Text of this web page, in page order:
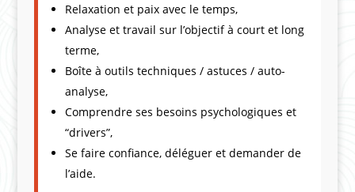
Relaxation et paix avec le temps,
Analyse et travail sur l’objectif à court et long
terme,
Boîte à outils techniques / astuces / auto-
analyse,
Comprendre ses besoins psychologiques et
“drivers”,
Se faire confiance, déléguer et demander de
l’aide.